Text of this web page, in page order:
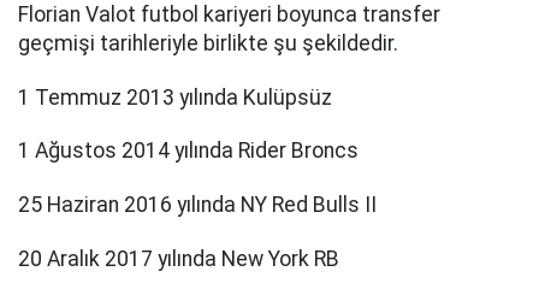
Florian Valot futbol kariyeri boyunca transfer
geçmişi tarihleriyle birlikte şu şekildedir.
1 Temmuz 2013 yılında Kulüpsüz
1 Ağustos 2014 yılında Rider Broncs
25 Haziran 2016 yılında NY Red Bulls II
20 Aralık 2017 yılında New York RB